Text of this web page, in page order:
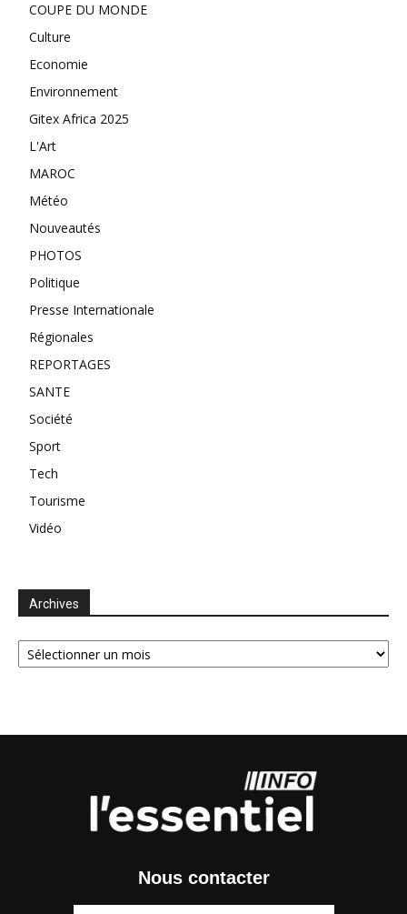
COUPE DU MONDE
Culture
Economie
Environnement
Gitex Africa 2025
L'Art
MAROC
Météo
Nouveautés
PHOTOS
Politique
Presse Internationale
Régionales
REPORTAGES
SANTE
Société
Sport
Tech
Tourisme
Vidéo
Archives
Archives
Nous contacter